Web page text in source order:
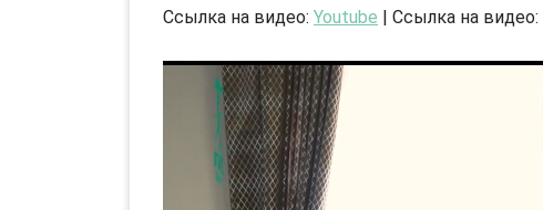
Ссылка на видео: Youtube | Ссылка на видео: